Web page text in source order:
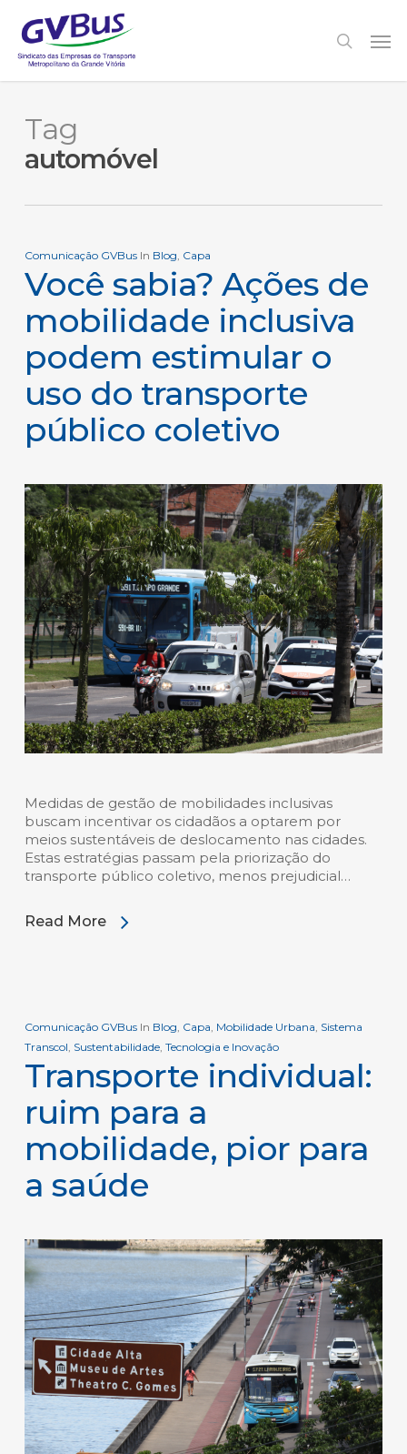
main
content
search
Tag
automóvel
Comunicação GVBus In Blog, Capa
Você sabia? Ações de
mobilidade inclusiva
podem estimular o
uso do transporte
público coletivo
Medidas de gestão de mobilidades inclusivas
buscam incentivar os cidadãos a optarem por
meios sustentáveis de deslocamento nas cidades.
Estas estratégias passam pela priorização do
transporte público coletivo, menos prejudicial…
Read More
Comunicação GVBus In Blog Capa Mobilidade Urbana Sistema
Transcol Sustentabilidade, Tecnologia e Inovação
Transporte individual:
ruim para a
mobilidade, pior para
a saúde